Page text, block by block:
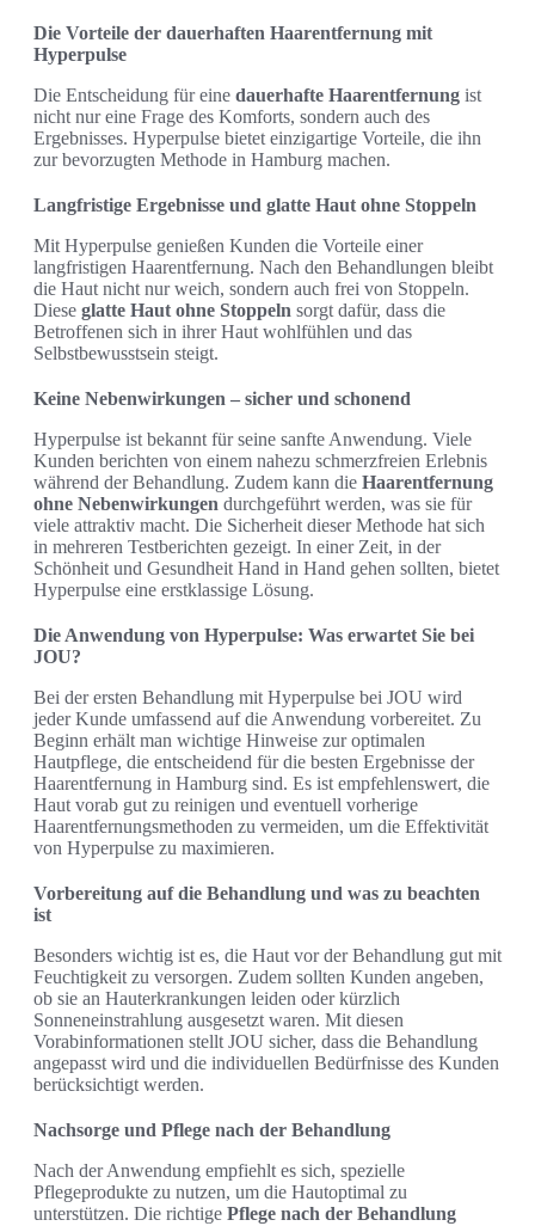
Die Vorteile der dauerhaften Haarentfernung mit
Hyperpulse
Die Entscheidung für eine dauerhafte Haarentfernung ist
nicht nur eine Frage des Komforts, sondern auch des
Ergebnisses. Hyperpulse bietet einzigartige Vorteile, die ihn
zur bevorzugten Methode in Hamburg machen.
Langfristige Ergebnisse und glatte Haut ohne Stoppeln
Mit Hyperpulse genießen Kunden die Vorteile einer
langfristigen Haarentfernung. Nach den Behandlungen bleibt
die Haut nicht nur weich, sondern auch frei von Stoppeln.
Diese glatte Haut ohne Stoppeln sorgt dafür, dass die
Betroffenen sich in ihrer Haut wohlfühlen und das
Selbstbewusstsein steigt.
Keine Nebenwirkungen – sicher und schonend
Hyperpulse ist bekannt für seine sanfte Anwendung. Viele
Kunden berichten von einem nahezu schmerzfreien Erlebnis
während der Behandlung. Zudem kann die Haarentfernung
ohne Nebenwirkungen durchgeführt werden, was sie für
viele attraktiv macht. Die Sicherheit dieser Methode hat sich
in mehreren Testberichten gezeigt. In einer Zeit, in der
Schönheit und Gesundheit Hand in Hand gehen sollten, bietet
Hyperpulse eine erstklassige Lösung.
Die Anwendung von Hyperpulse: Was erwartet Sie bei
JOU?
Bei der ersten Behandlung mit Hyperpulse bei JOU wird
jeder Kunde umfassend auf die Anwendung vorbereitet. Zu
Beginn erhält man wichtige Hinweise zur optimalen
Hautpflege, die entscheidend für die besten Ergebnisse der
Haarentfernung in Hamburg sind. Es ist empfehlenswert, die
Haut vorab gut zu reinigen und eventuell vorherige
Haarentfernungsmethoden zu vermeiden, um die Effektivität
von Hyperpulse zu maximieren.
Vorbereitung auf die Behandlung und was zu beachten
ist
Besonders wichtig ist es, die Haut vor der Behandlung gut mit
Feuchtigkeit zu versorgen. Zudem sollten Kunden angeben,
ob sie an Hauterkrankungen leiden oder kürzlich
Sonneneinstrahlung ausgesetzt waren. Mit diesen
Vorabinformationen stellt JOU sicher, dass die Behandlung
angepasst wird und die individuellen Bedürfnisse des Kunden
berücksichtigt werden.
Nachsorge und Pflege nach der Behandlung
Nach der Anwendung empfiehlt es sich, spezielle
Pflegeprodukte zu nutzen, um die Hautoptimal zu
unterstützen. Die richtige Pflege nach der Behandlung